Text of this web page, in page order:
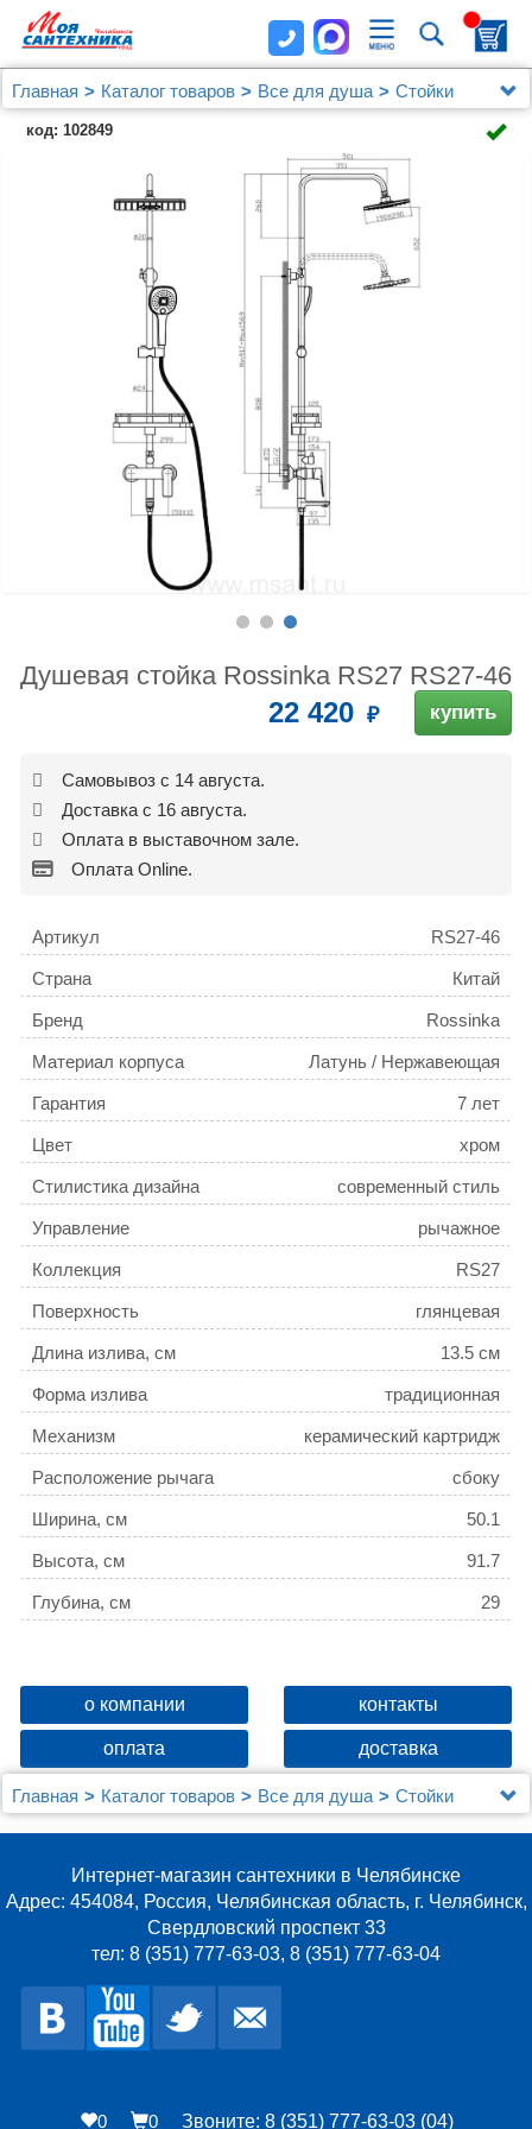
Главная Каталог товаров Все для душа
Стойки
Душевая стойка Rossinka RS27 RS27-46
код: 102849
Душевая стойка Rossinka RS27 RS27-46
22 420 купить
Самовывоз с 14 августа.
Доставка с 16 августа.
Оплата в выставочном зале.
Оплата Online.
Артикул RS27-46
Страна Китай
Бренд Rossinka
Материал корпуса
Латунь / Нержавеющая
сталь / Пластик
Гарантия
7 лет
Цвет хром
Стилистика дизайна современный стиль
Управление рычажное
Коллекция RS27
Поверхность глянцевая
Длина излива, см 13.5 см
Форма излива традиционная
Механизм керамический картридж
Расположение рычага сбоку
Ширина, см 50.1
Высота, см 91.7
Глубина, см 29
Девиатор нет
Защита от обратного потока нет
о компании контакты
оплата доставка
Главная Каталог товаров Все для душа
Стойки
Душевая стойка Rossinka RS27 RS27-46
Интернет-магазин сантехники в Челябинске
Адрес: 454084, Россия, Челябинская область, г. Челябинск,
Свердловский проспект 33
тел: 8 (351) 777-63-03, 8 (351) 777-63-04
0 0 Звоните: 8 (351) 777-63-03 (04)